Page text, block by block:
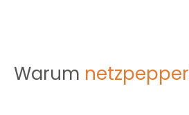
Warum netzpepper